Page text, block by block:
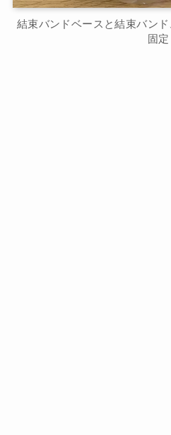
結束バンドベースと結束バン
固定